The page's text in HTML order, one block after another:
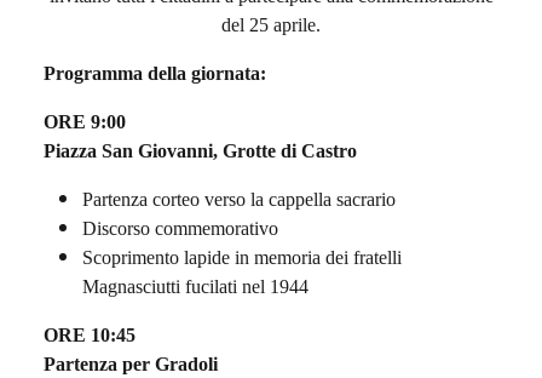
del 25 aprile.
Programma della giornata:
ORE 9:00
Piazza San Giovanni, Grotte di Castro
Partenza corteo verso la cappella sacrario
Discorso commemorativo
Scoprimento lapide in memoria dei fratelli
Magnasciutti fucilati nel 1944
ORE 10:45
Partenza per Gradoli